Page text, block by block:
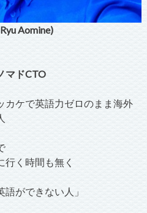
Aomine)
マドCTO
カケで英語力ゼロのまま海外
く時間も無く
語ができない人」